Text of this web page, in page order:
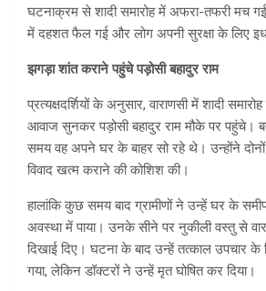
घटनाक्रम से शादी समारोह में अफरा-तफरी मच
में दहशत फैल गई और लोग अपनी सुरक्षा के लिए
झगड़ा शांत कराने पहुंचे पड़ोसी बहादुर राम
प्रत्यक्षदर्शियों के अनुसार, वाराणसी में शादी
आवाज सुनकर पड़ोसी बहादुर राम मौके पर पहुंचे।
समय वह अपने घर के बाहर सो रहे थे। उन्होंने
विवाद खत्म कराने की कोशिश की।
हालांकि कुछ समय बाद ग्रामीणों ने उन्हें घर के
अवस्था में पाया। उनके सीने पर नुकीली वस्तु से
दिखाई दिए। घटना के बाद उन्हें तत्काल उपचार के
गया, लेकिन डॉक्टरों ने उन्हें मृत घोषित कर दिया।